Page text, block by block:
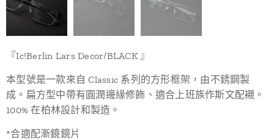
『Ic!Berlin Lars Decor/BLACK 』
本型號是一款來自 Classic 系列的方形框架，由不銹鋼製
成。扁方型中帶有圓潤邊緣修飾、適合上班族作斯文配襯。
100% 在柏林設計和製造。
*合適配漸鏡鏡片